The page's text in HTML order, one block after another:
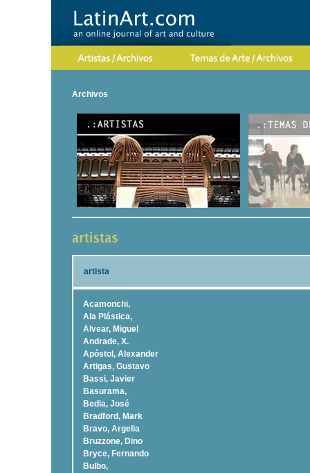
Archivos
artista
Acamonchi,
Ala Plástica,
Alvear, Miguel
Andrade, X.
Apóstol, Alexander
Artigas, Gustavo
Bassi, Javier
Basurama,
Bedia, José
Bradford, Mark
Bravo, Argelia
Bruzzone, Dino
Bryce, Fernando
Bulbo,